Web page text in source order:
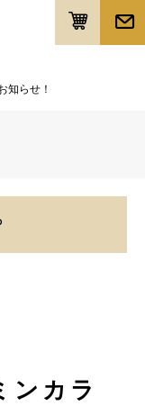
知らせ！
ンカラ